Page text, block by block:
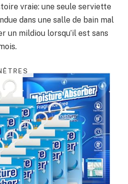
vraie: une seule serviette
dans une salle de bain mal
un mildiou lorsqu’il est sans